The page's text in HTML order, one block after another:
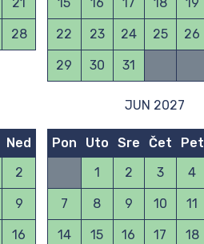
28 22 23 24 25 26
29 30 31
Ned
2
9
16
JUN 2027
Pon Uto Sre Čet Pet
1
2 3 4
7 8 9 10 11
14 15 16 17 18